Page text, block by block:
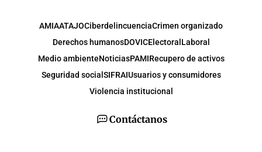
Contáctanos
AMIAATAJOCiberdelincuenciaCrimen organizado
Derechos humanosDOVICElectoral Laboral
Medio ambienteNoticiasPAMIRecupero de activos
Seguridad social SIFRAIUsuarios y consumidores
Violencia institucional